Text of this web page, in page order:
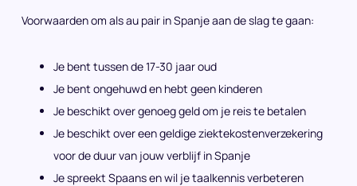
Voorwaarden om als au pair in Spanje aan de slag te gaan:
Je bent tussen de 17-30 jaar oud
Je bent ongehuwd en hebt geen kinderen
Je beschikt over genoeg geld om je reis te betalen
Je beschikt over een geldige ziektekostenverzekering
voor de duur van jouw verblijf in Spanje
Je spreekt Spaans en wil je taalkennis verbeteren